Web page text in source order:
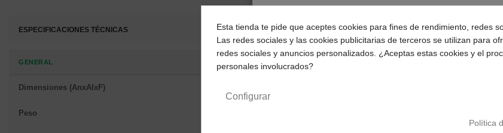
ESPECIFICACIONES TÉCNICAS
GENERAL
Dimensiones (AnxAlxF)
Peso
¿Dónde deseas recibir tu
Selecciona tu ubicación para mostrarte los precios
impuestos correctos para tu región.
Esta tienda te pide que aceptes cookies para fines de rendimiento, redes
Las redes sociales y las cookies publicitarias de terceros se utilizan para
redes sociales y anuncios personalizados. ¿Aceptas estas cookies y el
personales involucrados?
Configurar
Política